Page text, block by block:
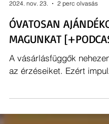
[ MANNA FM ]
2 perc olvasás
ÓVATOSAN
MAGUNKAT
az érzéseiket. Ezért